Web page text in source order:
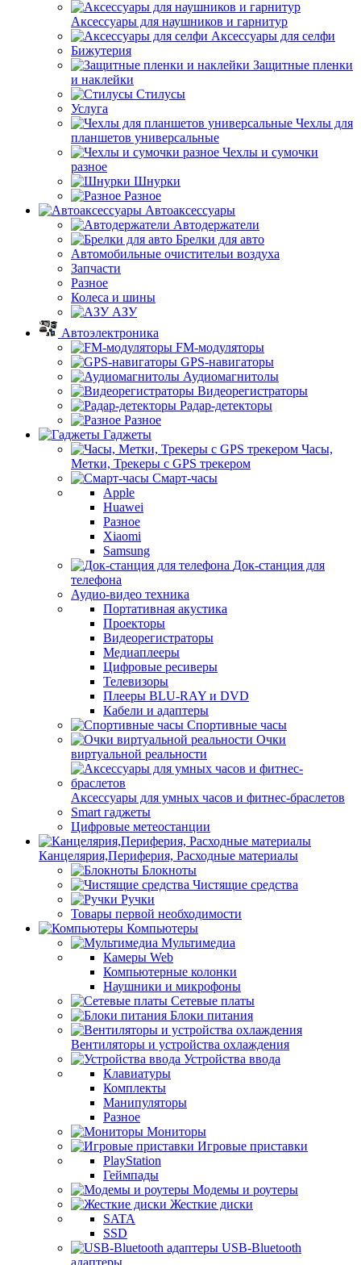
Аксессуары для наушников и гарнитур
Аксессуары для селфи
Бижутерия
Защитные пленки
и наклейки
Стилусы
Услуга
Чехлы для
планшетов универсальные
Чехлы и сумочки
разное
Шнурки
Разное
Автоаксессуары
Автодержатели
Брелки для авто
Автомобильные очистительи воздуха
Запчасти
Разное
Колеса и шины
АЗУ
Автоэлектроника
FM-модуляторы
GPS-навигаторы
Аудиомагнитолы
Видеорегистраторы
Радар-детекторы
Разное
Гаджеты
Часы,
Метки, Трекеры с GPS трекером
Смарт-часы
Apple
Huawei
Разное
Xiaomi
Samsung
Док-станция для
телефона
Аудио-видео техника
Портативная акустика
Проекторы
Видеорегистраторы
Медиаплееры
Цифровые ресиверы
Телевизоры
Плееры BLU-RAY и DVD
Кабели и адаптеры
Спортивные часы
Очки
виртуальной реальности
Аксессуары для умных часов и фитнес-браслетов
Smart гаджеты
Цифровые метеостанции
Канцелярия,Периферия, Расходные материалы
Блокноты
Чистящие средства
Ручки
Товары первой необходимости
Компьютеры
Мультимедиа
Камеры Web
Компьютерные колонки
Наушники и микрофоны
Сетевые платы
Блоки питания
Вентиляторы и устройства охлаждения
Устройства ввода
Клавиатуры
Комплекты
Манипуляторы
Разное
Мониторы
Игровые приставки
PlayStation
Геймпады
Модемы и роутеры
Жесткие диски
SATA
SSD
USB-Bluetooth
адаптеры